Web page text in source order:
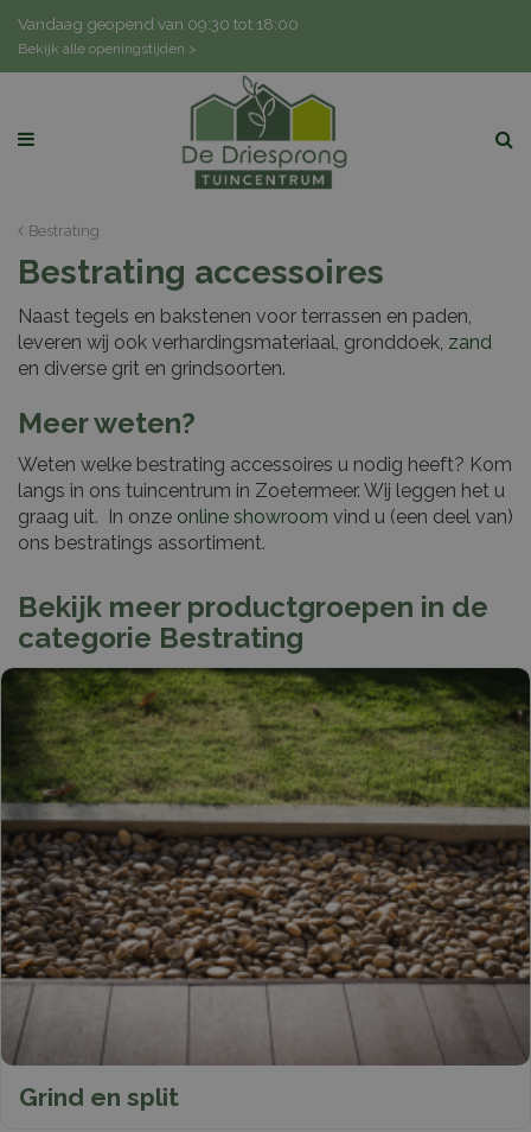
Bestrating
Vandaag geopend van 09:30 tot 18:00
Bekijk alle openingstijden >
Bestrating accessoires
Naast tegels en bakstenen voor terrassen en paden,
leveren wij ook verhardingsmateriaal, gronddoek, zand
en diverse grit en grindsoorten.
Meer weten?
Weten welke bestrating accessoires u nodig heeft? Kom
langs in ons tuincentrum in Zoetermeer. Wij leggen het u
graag uit. In onze online showroom vind u (een deel van)
ons bestratings assortiment.
Bekijk meer productgroepen in de
categorie Bestrating
Grind en split